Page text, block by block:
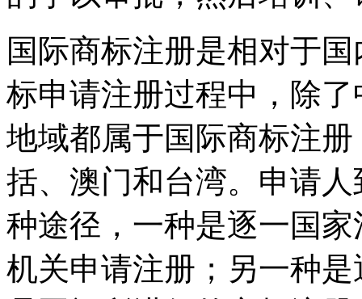
国际商标注册是相对于
标申请注册过程中，除
地域都属于国际商标注
括、澳门和台湾。申请
种途径，一种是逐一国
机关申请注册；另一种